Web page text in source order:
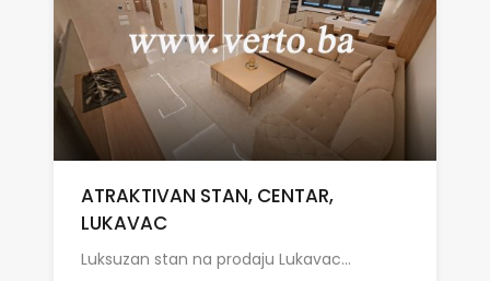
ATRAKTIVAN STAN, CENTAR,
LUKAVAC
Luksuzan stan na prodaju Lukavac…